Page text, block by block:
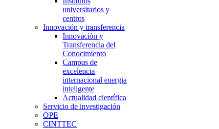
universitarios y
centros
Innovación y transferencia
Innovación y
Transferencia del
Conocimiento
Campus de
excelencia
internacional energia
inteligente
Actualidad científica
Servicio de investigación
OPE
CINTTEC